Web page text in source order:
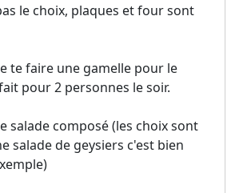
le choix, plaques et four sont
te faire une gamelle pour le
pour 2 personnes le soir.
salade composé (les choix sont
salade de geysiers c'est bien